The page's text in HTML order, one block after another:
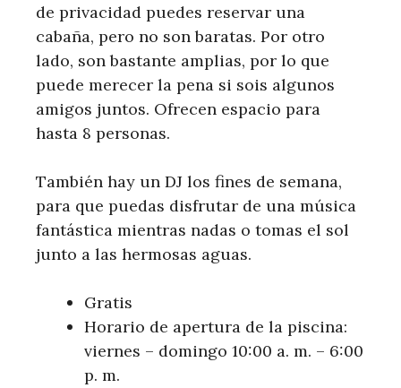
de privacidad puedes reservar una
cabaña, pero no son baratas. Por otro
lado, son bastante amplias, por lo que
puede merecer la pena si sois algunos
amigos juntos. Ofrecen espacio para
hasta 8 personas.
También hay un DJ los fines de semana,
para que puedas disfrutar de una música
fantástica mientras nadas o tomas el sol
junto a las hermosas aguas.
Gratis
Horario de apertura de la piscina:
viernes – domingo 10:00 a. m. – 6:00
p. m.